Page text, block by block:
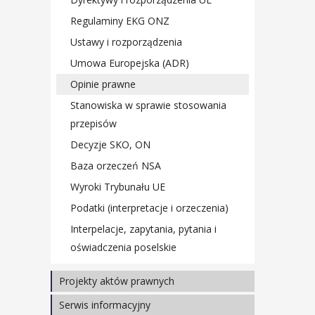
Prezentacje materiałów z seminariów
Regulaminy EKG ONZ
Ustawy i rozporządzenia
Umowa Europejska (ADR)
Opinie prawne
Stanowiska w sprawie stosowania
przepisów
Decyzje SKO, ON
Baza orzeczeń NSA
Wyroki Trybunału UE
Podatki (interpretacje i orzeczenia)
Interpelacje, zapytania, pytania i
oświadczenia poselskie
Projekty aktów prawnych
Ustawy
Serwis informacyjny